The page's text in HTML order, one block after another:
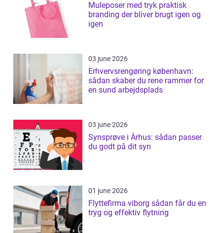
Muleposer med tryk praktisk
branding der bliver brugt igen og
igen
03 june 2026
Erhvervsrengøring københavn:
sådan skaber du rene rammer for
en sund arbejdsplads
03 june 2026
Synsprøve i Århus: sådan passer
du godt på dit syn
01 june 2026
Flyttefirma viborg sådan får du en
tryg og effektiv flytning